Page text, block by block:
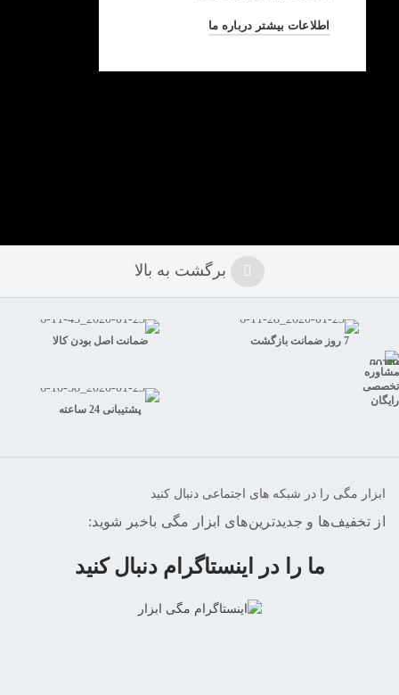
اطلاعات بیشتر درباره ما
برگشت به بالا
ضمانت اصل بودن کالا 7 روز ضمانت بازگشت
پشتیبانی 24 ساعته
مشاوره
تخصصی
رایگان
ابزار مگی را در شبکه های اجتماعی دنبال کنید
از تخفیف‌ها و جدیدترین‌های ابزار مگی باخبر شوید:
ما را در اینستاگرام دنبال کنید